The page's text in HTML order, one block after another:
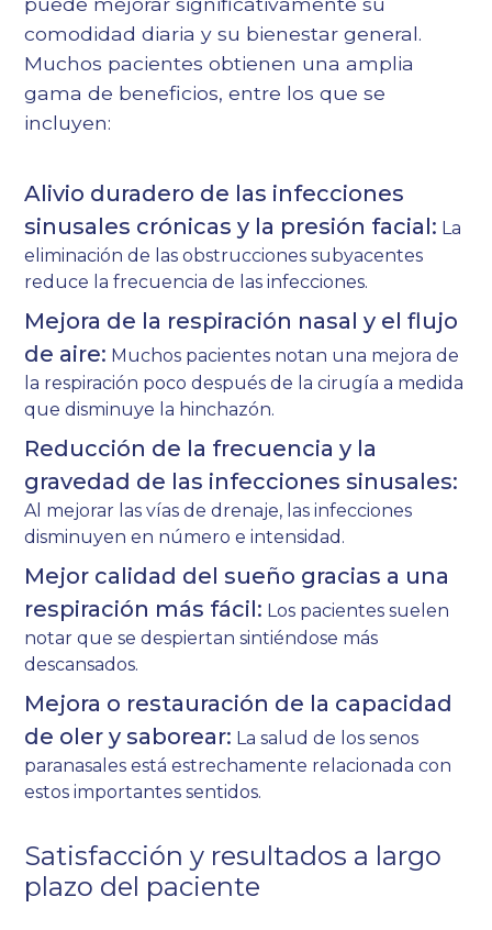
comodidad diaria y su bienestar general.
Muchos pacientes obtienen una amplia
gama de beneficios, entre los que se
incluyen:
Alivio duradero de las infecciones
sinusales crónicas y la presión facial: La
eliminación de las obstrucciones subyacentes
reduce la frecuencia de las infecciones.
Mejora de la respiración nasal y el flujo
de aire: Muchos pacientes notan una mejora de
la respiración poco después de la cirugía a medida
que disminuye la hinchazón.
Reducción de la frecuencia y la
gravedad de las infecciones sinusales:
Al mejorar las vías de drenaje, las infecciones
disminuyen en número e intensidad.
Mejor calidad del sueño gracias a una
respiración más fácil: Los pacientes suelen
notar que se despiertan sintiéndose más
descansados.
Mejora o restauración de la capacidad
de oler y saborear: La salud de los senos
paranasales está estrechamente relacionada con
estos importantes sentidos.
Satisfacción y resultados a largo
plazo del paciente